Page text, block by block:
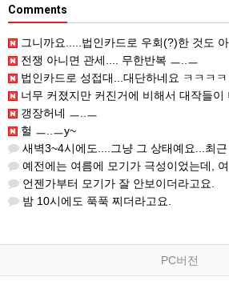
Comments
그니까요.....법인카드로 우회(?)한 것도 아니고
전쟁 아니면 관세.... 무한반복 ㅡ..ㅡ
법인카드로 성접대...대단하네요 ㅋㅋㅋㅋ
너무 커졌지만 커진거에 비해서 대작들이
갱장허네 ㅡ..ㅡ
헐 ㅡ..ㅡy~
새벽3~4시에도....그냥 그 상태예요...최근
예전에는 여름에 모기가 극성이었는데, 여름에는 안나
언젠가부터 모기가 잘 안보이더라고요.
밤 10시에도 푹푹 찌더라고요.
PC버전